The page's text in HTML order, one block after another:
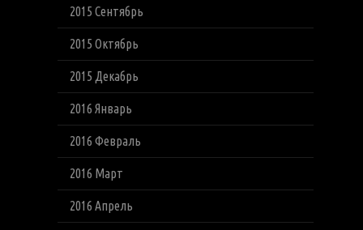
2015 Сентябрь
2015 Октябрь
2015 Декабрь
2016 Январь
2016 Февраль
2016 Март
2016 Апрель